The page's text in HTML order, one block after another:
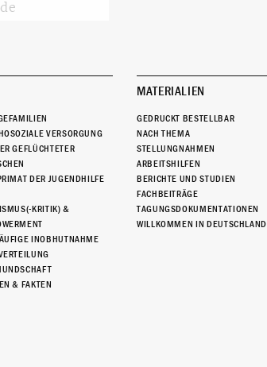
VERSORGUNG
GEFLÜCHTETER
DER JUGENDHILFE
KRITIK) &
INOBHUTNAHME
& FAKTEN
MATERIALIEN
GEDRUCKT BESTELLBAR
NACH THEMA
STELLUNGNAHMEN
ARBEITSHILFEN
BERICHTE UND STUDIEN
FACHBEITRÄGE
TAGUNGSDOKUMENTATIONEN
WILLKOMMEN IN DEUTSCHLAND